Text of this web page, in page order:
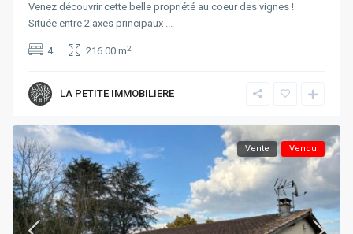
Venez découvrir cette belle propriété au coeur des vignes !
Située entre 2 axes principaux ...
4 216.00 m2
LA PETITE IMMOBILIERE
Vente Vendu